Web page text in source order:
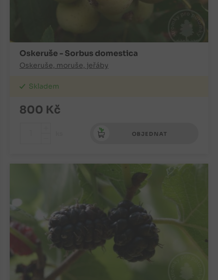
Oskeruše - Sorbus domestica
Oskeruše, moruše, jeřáby
Skladem
800 Kč
OBJEDNAT